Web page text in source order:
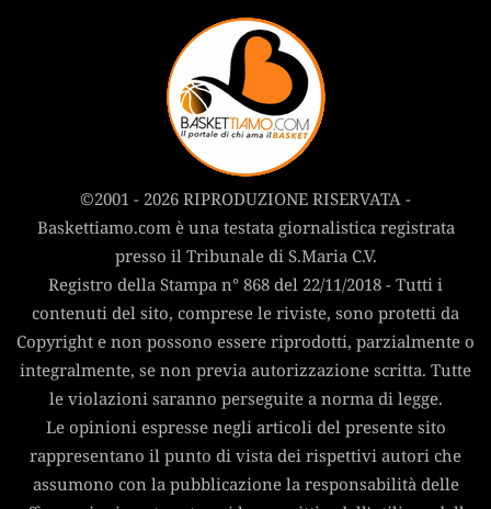
©2001 - 2026 RIPRODUZIONE RISERVATA -
Baskettiamo.com è una testata giornalistica registrata
presso il Tribunale di S.Maria C.V.
Registro della Stampa n° 868 del 22/11/2018 - Tutti i
contenuti del sito, comprese le riviste, sono protetti da
Copyright e non possono essere riprodotti, parzialmente o
integralmente, se non previa autorizzazione scritta. Tutte
le violazioni saranno perseguite a norma di legge.
Le opinioni espresse negli articoli del presente sito
rappresentano il punto di vista dei rispettivi autori che
assumono con la pubblicazione la responsabilità delle